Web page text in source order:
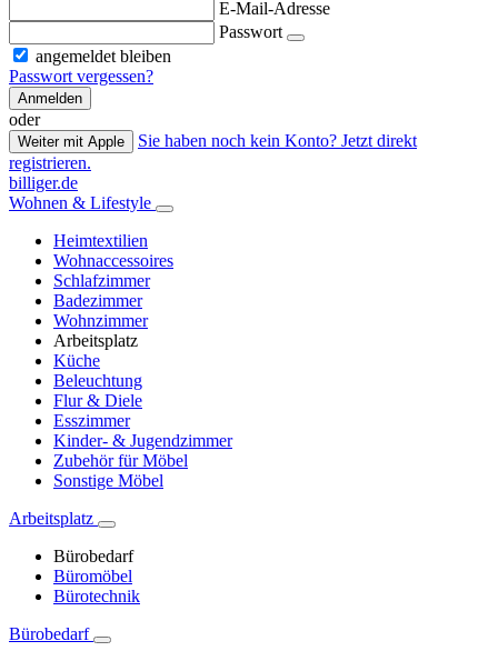
E-Mail-Adresse
Passwort
angemeldet bleiben
Passwort vergessen?
Anmelden
oder
Weiter mit Apple
Sie haben noch kein Konto? Jetzt direkt
registrieren.
billiger.de
Wohnen & Lifestyle
Heimtextilien
Wohnaccessoires
Schlafzimmer
Badezimmer
Wohnzimmer
Arbeitsplatz
Küche
Beleuchtung
Flur & Diele
Esszimmer
Kinder- & Jugendzimmer
Zubehör für Möbel
Sonstige Möbel
Arbeitsplatz
Bürobedarf
Büromöbel
Bürotechnik
Bürobedarf